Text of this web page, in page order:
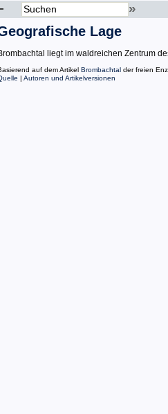
»
Lage
liegt im waldreichen Zentrum
auf dem Artikel Brombachtal der freien
| Autoren und Artikelversionen